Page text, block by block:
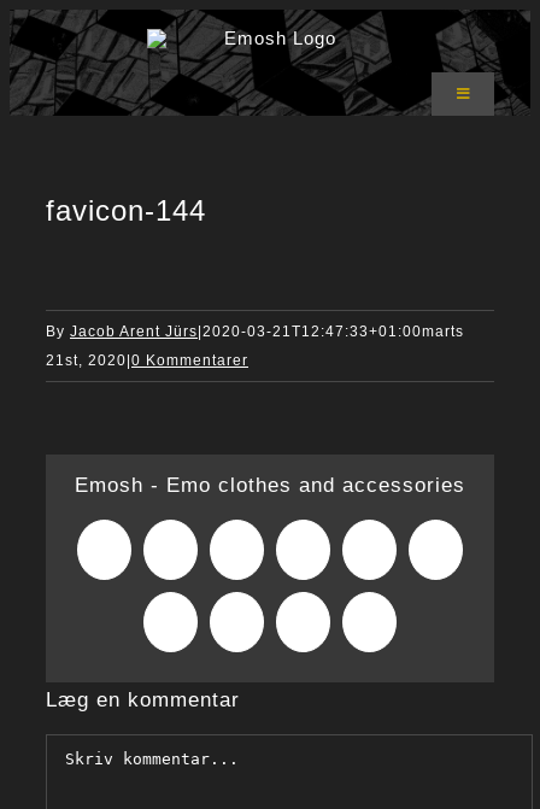
Skip
to
content
Toggle
Navigation
Bukser
Kurv
0
favicon-144
By Jacob Arent Jürs 2020-03-21T12:47:33+01:00marts
21st, 2020 0 Kommentarer
Emosh - Emo clothes and accessories
Facebook Reddit LinkedIn WhatsAppTumblr
Pinterest Xing
mail
Læg en kommentar
Comment